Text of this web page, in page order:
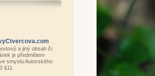
a jiný obsah či
je předmětem
smyslu Autorského
§11.